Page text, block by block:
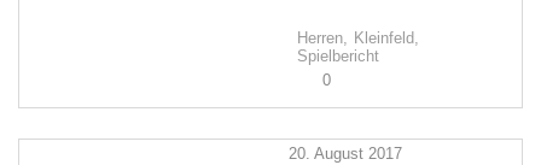
Herren, Kleinfeld,
Spielbericht
0
20. August 2017